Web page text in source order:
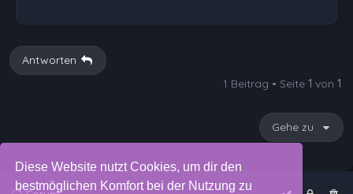
Diese Website nutzt Cookies, um dir den
bestmöglichen Komfort bei der Nutzung zu
Antworten
1 Beitrag • Seite 1 von 1
Gehe zu